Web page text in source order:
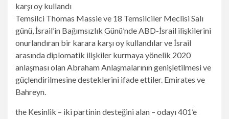
Temsilci Thomas Massie ve 18 Temsilciler Meclisi Salı
günü, İsrail’in Bağımsızlık Günü’nde ABD-İsrail ilişkilerini
onurlandıran bir karara karşı oy kullandılar ve İsrail
arasında diplomatik ilişkiler kurmaya yönelik 2020
anlaşması olan Abraham Anlaşmalarının genişletilmesi ve
güçlendirilmesine desteklerini ifade ettiler. Emirates ve
Bahreyn.
the Kesinlik – iki partinin desteğini alan – odayı 401’e